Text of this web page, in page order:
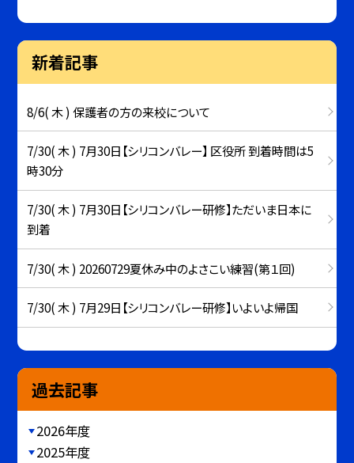
新着記事
8/6( 木 ) 保護者の方の来校について
7/30( 木 ) 7月30日【シリコンバレー】 区役所 到着時間は5
時30分
7/30( 木 ) 7月30日【シリコンバレー研修】ただいま日本に
到着
7/30( 木 ) 20260729夏休み中のよさこい練習(第１回)
7/30( 木 ) 7月29日【シリコンバレー研修】いよいよ帰国
過去記事
2026年度
2025年度